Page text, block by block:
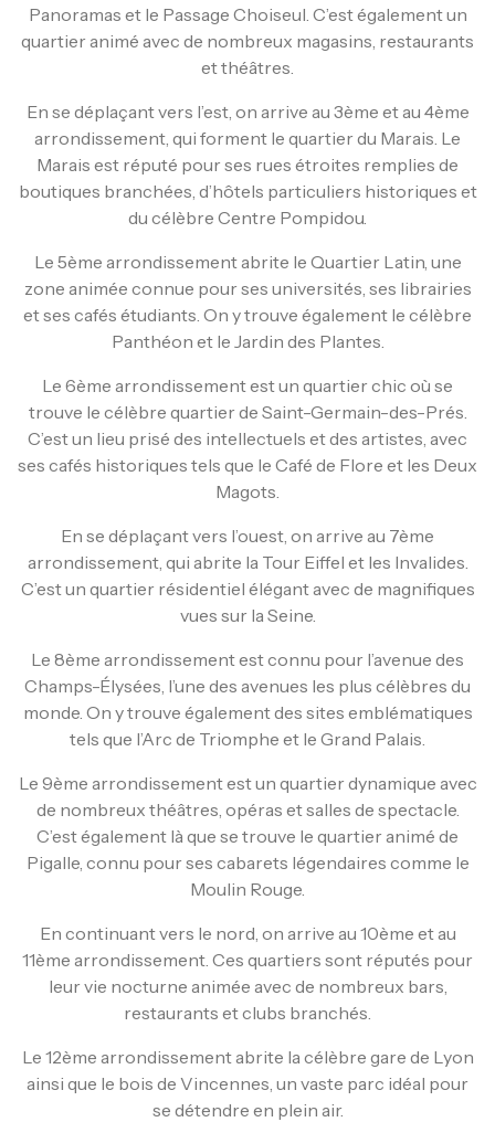
Panoramas et le Passage Choiseul. C’est également un
quartier animé avec de nombreux magasins, restaurants
et théâtres.
En se déplaçant vers l’est, on arrive au 3ème et au 4ème
arrondissement, qui forment le quartier du Marais. Le
Marais est réputé pour ses rues étroites remplies de
boutiques branchées, d’hôtels particuliers historiques et
du célèbre Centre Pompidou.
Le 5ème arrondissement abrite le Quartier Latin, une
zone animée connue pour ses universités, ses librairies
et ses cafés étudiants. On y trouve également le célèbre
Panthéon et le Jardin des Plantes.
Le 6ème arrondissement est un quartier chic où se
trouve le célèbre quartier de Saint-Germain-des-Prés.
C’est un lieu prisé des intellectuels et des artistes, avec
ses cafés historiques tels que le Café de Flore et les Deux
Magots.
En se déplaçant vers l’ouest, on arrive au 7ème
arrondissement, qui abrite la Tour Eiffel et les Invalides.
C’est un quartier résidentiel élégant avec de magnifiques
vues sur la Seine.
Le 8ème arrondissement est connu pour l’avenue des
Champs-Élysées, l’une des avenues les plus célèbres du
monde. On y trouve également des sites emblématiques
tels que l’Arc de Triomphe et le Grand Palais.
Le 9ème arrondissement est un quartier dynamique avec
de nombreux théâtres, opéras et salles de spectacle.
C’est également là que se trouve le quartier animé de
Pigalle, connu pour ses cabarets légendaires comme le
Moulin Rouge.
En continuant vers le nord, on arrive au 10ème et au
11ème arrondissement. Ces quartiers sont réputés pour
leur vie nocturne animée avec de nombreux bars,
restaurants et clubs branchés.
Le 12ème arrondissement abrite la célèbre gare de Lyon
ainsi que le bois de Vincennes, un vaste parc idéal pour
se détendre en plein air.